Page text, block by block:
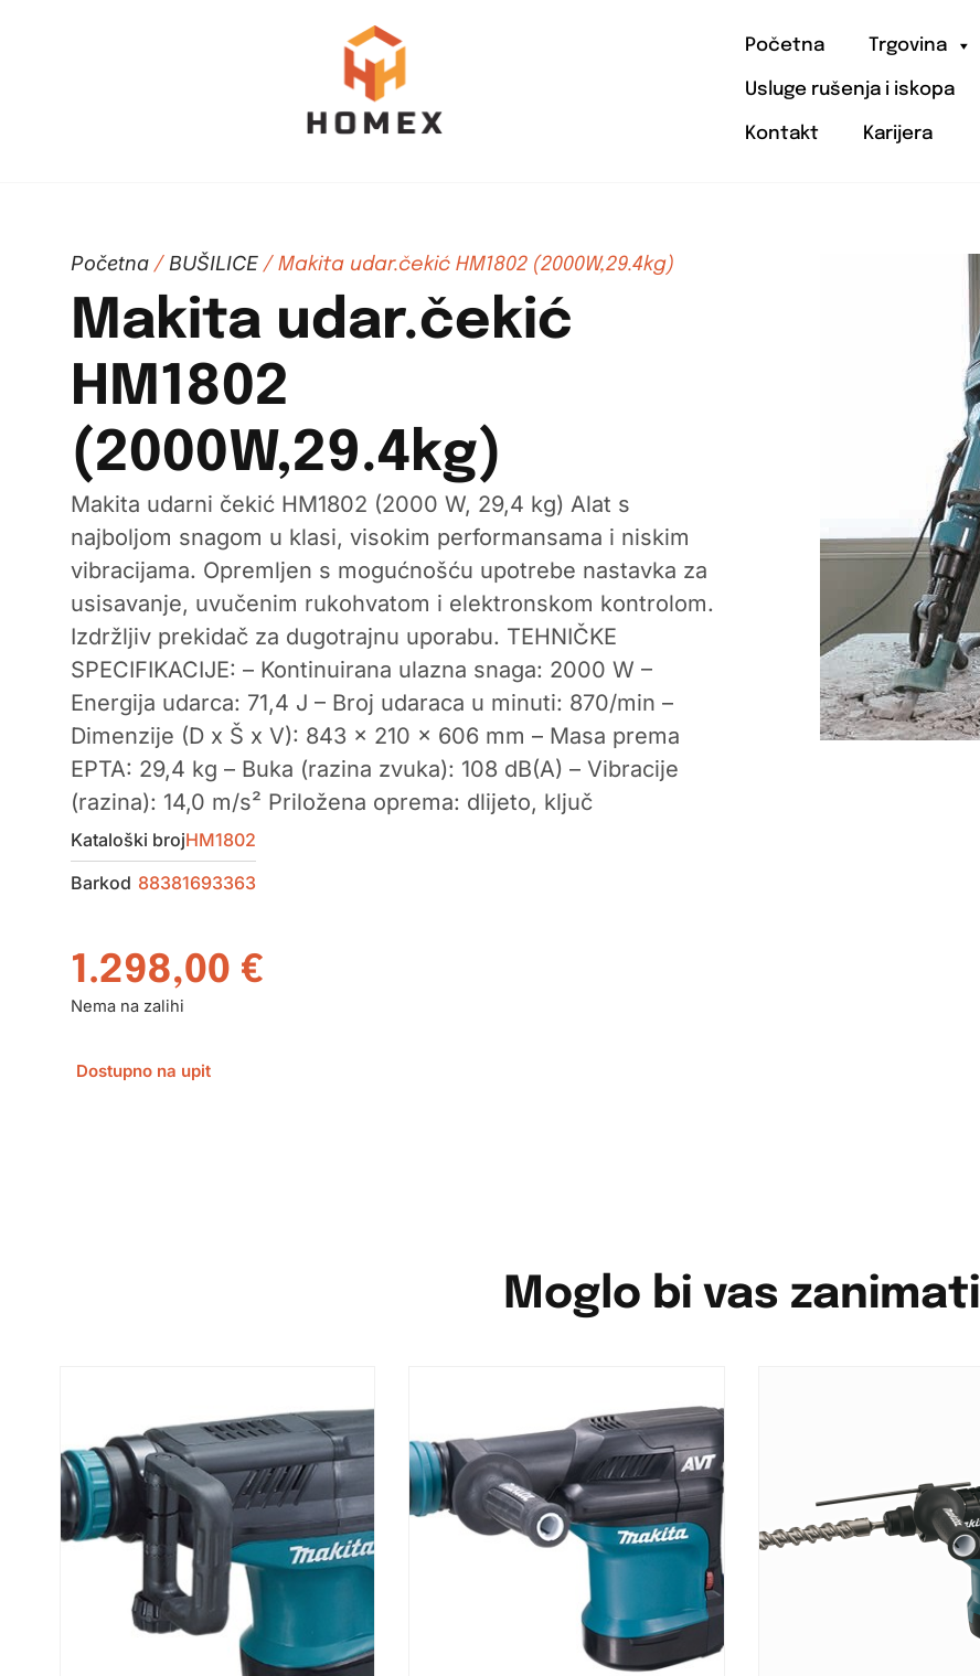
Početna Trgovina
Usluge rušenja i iskopa
Kontakt Karijera
Početna/ BUŠILICE/ Makita udar.čekić HM1802 (2000W,29.4kg)
Makita udar.čekić
HM1802
(2000W,29.4kg)
Makita udarni čekić HM1802 (2000 W, 29,4 kg) Alat s
najboljom snagom u klasi, visokim performansama i niskim
vibracijama. Opremljen s mogućnošću upotrebe nastavka za
usisavanje, uvučenim rukohvatom i elektronskom kontrolom.
Izdržljiv prekidač za dugotrajnu uporabu. TEHNIČKE
SPECIFIKACIJE: – Kontinuirana ulazna snaga: 2000 W –
Energija udarca: 71,4 J – Broj udaraca u minuti: 870/min –
Dimenzije (D x Š x V): 843 x 210 x 606 mm – Masa prema
EPTA: 29,4 kg – Buka (razina zvuka): 108 dB(A) – Vibracije
(razina): 14,0 m/s² Priložena oprema: dlijeto, ključ
Kataloški brojHM1802
Barkod 88381693363
1.298,00 €
Nema na zalihi
Dostupno na upit
Moglo bi vas zanimati